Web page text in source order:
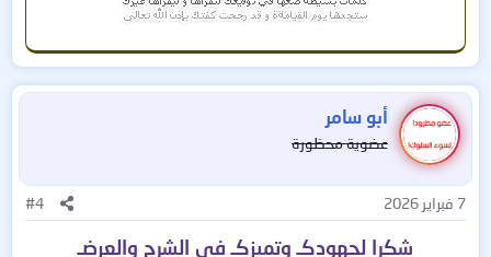
أبو سامر
عضوية محظورة
7 فبراير 2026 #4
شكرا لجهودكـ وتميزكـ فى الشرح والعرضـ